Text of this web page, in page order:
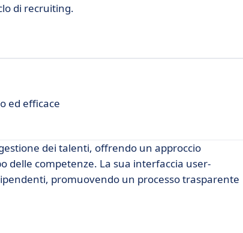
di recruiting.
ed efficace
dei talenti, offrendo un approccio
delle competenze. La sua interfaccia user-
promuovendo un processo trasparente